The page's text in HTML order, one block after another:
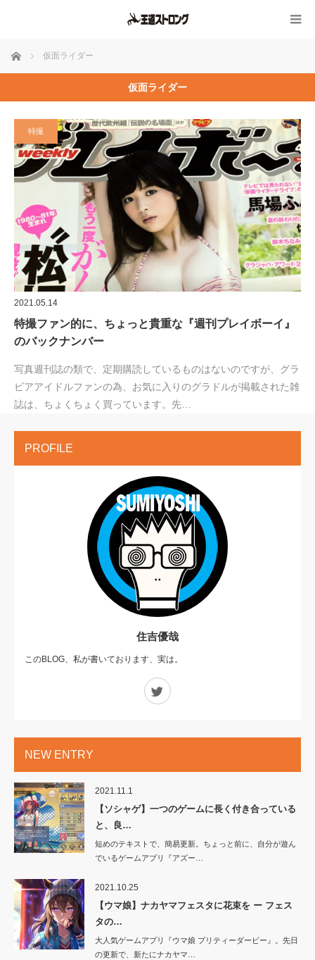
ホーム 仮面ライダー
仮面ライダー
特撮
2021.05.14
特撮ファン的に、ちょっと貴重な『週刊プレイボーイ』
のバックナンバー
写真週刊誌の類で、定期購読しているものはないのですが、グラ
ビアアイドルファンの為、お気に入りのグラドルが掲載された雑
誌は、ちょくちょく買っています。先…
PROFILE
住吉優哉
このBLOG、私が書いております、実は。
NEW ENTRY
2021.11.1
【ソシャゲ】一つのゲームに長く付き合っている
と、良…
短めのテキストで、簡易更新。ちょっと前に、自分が遊ん
でいるゲームアプリ『アズー…
2021.10.25
【ウマ娘】ナカヤマフェスタに花束を ー フェス
タの…
大人気ゲームアプリ『ウマ娘 プリティーダービー』。先日
の更新で、新たにナカヤマ…